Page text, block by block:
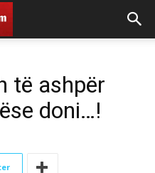
të ashpër
doni…!